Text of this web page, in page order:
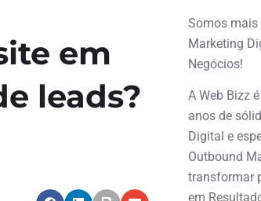
em
leads?
Somos mais
Marketing
Negócios!
A Web Bizz
anos de
Digital e
Outbound
transformar
em